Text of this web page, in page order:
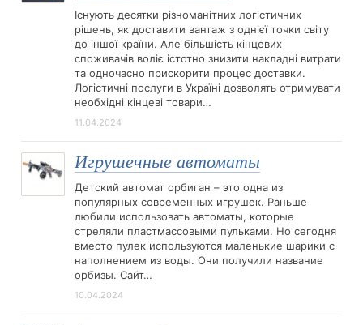
Існують десятки різноманітних логістичних
рішень, як доставити вантаж з однієї точки світу
до іншої країни. Але більшість кінцевих
споживачів воліє істотно знизити накладні витрати
та одночасно прискорити процес доставки.
Логістичні послуги в Україні дозволять отримувати
необхідні кінцеві товари…
11.04.2024
Игрушечные автоматы
Детский автомат орбиган – это одна из
популярных современных игрушек. Раньше
любили использовать автоматы, которые
стреляли пластмассовыми пульками. Но сегодня
вместо пулек используются маленькие шарики с
наполнением из воды. Они получили название
орбизы. Сайт…
10.04.2024